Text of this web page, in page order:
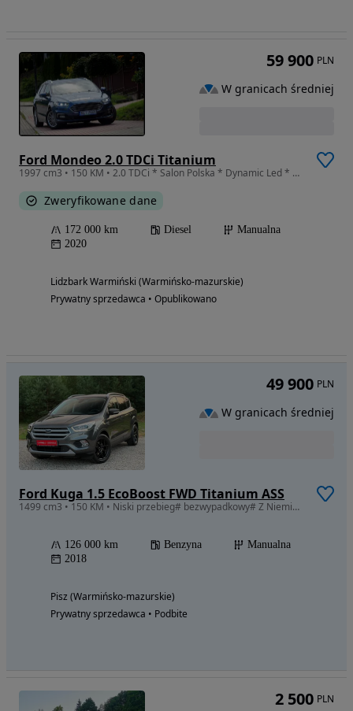
Ford Mondeo 2.0 TDCi Titanium
1997 cm3 • 150 KM • 2.0 TDCi * Salon Polska * Dynamic Led * Od Właściciela * Serwis ASO *
Zweryfikowane dane
172 000 km Diesel
Manualna
2020
Lidzbark Warmiński (Warmińsko-mazurskie)
Prywatny sprzedawca • Opublikowano
59 900 PLN
W granicach średniej
Ford Kuga 1.5 EcoBoost FWD Titanium ASS
1499 cm3 • 150 KM • Niski przebieg# bezwypadkowy# Z Niemiec # opłacony# perfekcyjny stan
126 000 km Benzyna
Manualna
2018
Pisz (Warmińsko-mazurskie)
Prywatny sprzedawca • Podbite
49 900 PLN
W granicach średniej
2 500 PLN